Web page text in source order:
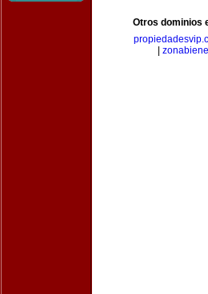
Otros dominios